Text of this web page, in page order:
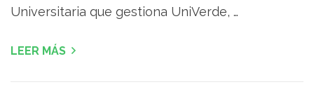
Universitaria que gestiona UniVerde, …
LEER MÁS